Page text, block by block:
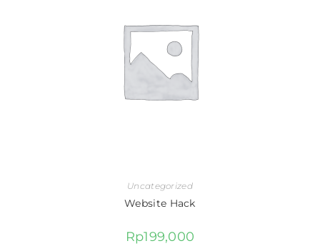
Uncategorized
Website Hack
Rp199,000